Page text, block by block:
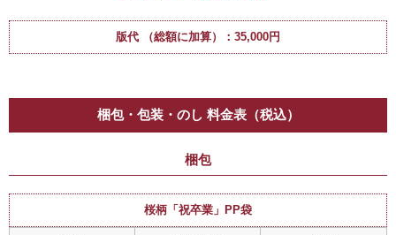
版代 （総額に加算）：35,000円
梱包・包装・のし 料金表（税込）
梱包
桜柄「祝卒業」PP袋